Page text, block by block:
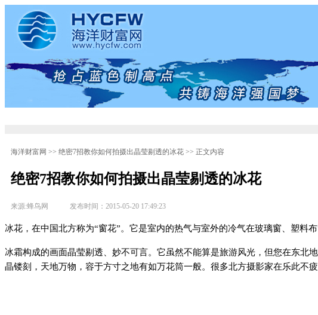
首 页 蓝色浪潮 海洋风云 海洋文化 海洋视频
海洋财富网 >> 绝密7招教你如何拍摄出晶莹剔透的冰花 >> 正文内容
绝密7招教你如何拍摄出晶莹剔透的冰花
来源:蜂鸟网 发布时间：2015-05-20 17:49:23
冰花，在中国北方称为“窗花”。它是室内的热气与室外的冷气在玻璃窗、塑料
冰霜构成的画面晶莹剔透、妙不可言。它虽然不能算是旅游风光，但您在东
晶镂刻，天地万物，容于方寸之地有如万花筒一般。很多北方摄影家在乐此不